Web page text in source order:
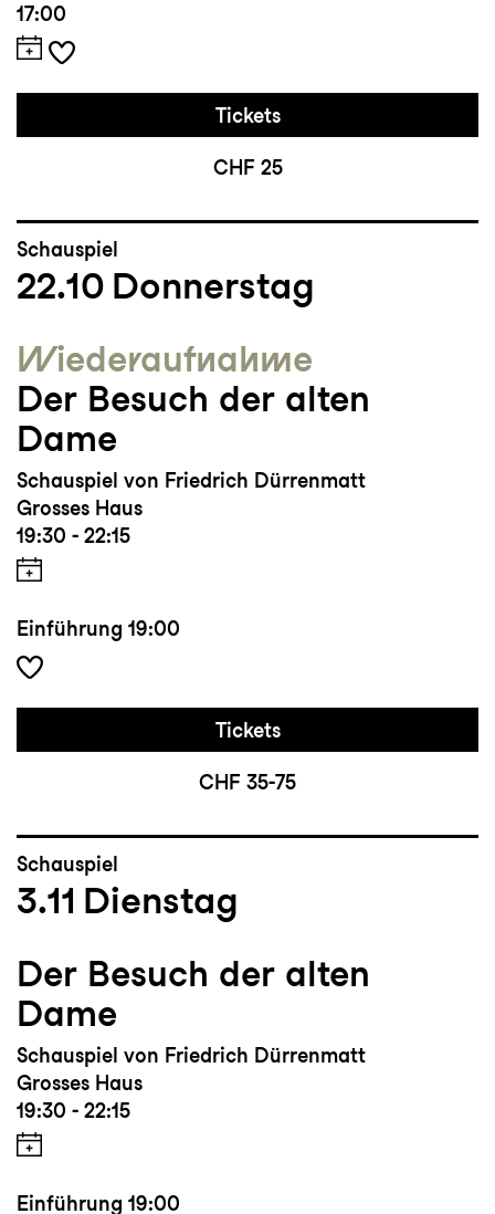
17:00
Tickets
CHF 25
Schauspiel
22.10 Donnerstag
Wieder­aufnahme
Der Besuch der alten
Dame
Schauspiel von Friedrich Dürrenmatt
Grosses Haus
19:30 - 22:15
Einführung 19:00
Tickets
CHF 35-75
Schauspiel
3.11 Dienstag
Der Besuch der alten
Dame
Schauspiel von Friedrich Dürrenmatt
Grosses Haus
19:30 - 22:15
Einführung 19:00